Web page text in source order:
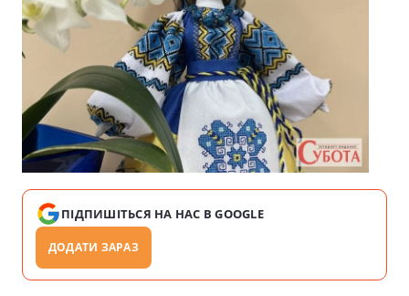
ПІДПИШІТЬСЯ НА НАС В GOOGLE
ДОДАТИ ЗАРАЗ